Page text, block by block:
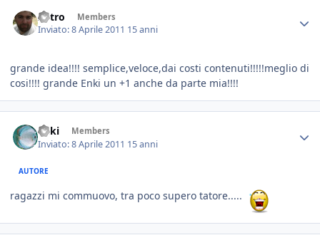
Astro Members
Inviato:8 Aprile 2011 15 anni
grande idea!!!! semplice,veloce,dai costi contenuti!!!!!meglio di
cosi!!!! grande Enki un +1 anche da parte mia!!!!
Enki Members
Inviato:8 Aprile 2011 15 anni
AUTORE
ragazzi mi commuovo, tra poco supero tatore.....